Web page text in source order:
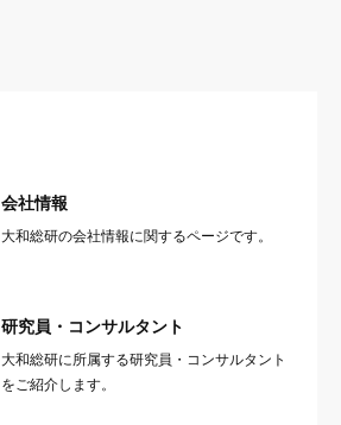
会社情報
大和総研の会社情報に関するページです。
研究員・コンサルタント
大和総研に所属する研究員・コンサルタント
をご紹介します。